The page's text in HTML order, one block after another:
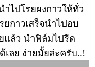
ไปโรยผงกาวให้ทั่ว
ยกาวเสร็จนำไปอบ
แล้ว นำฟิล์มไปรีด
ลย ง่ายมั้ยล่ะครับ..!